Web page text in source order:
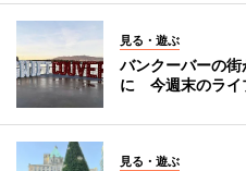
見る・遊ぶ
バンクーバーの
に 今週末のライ
見る・遊ぶ